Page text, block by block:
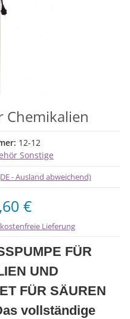
Chemikalien
12-12
Sonstige
- Ausland abweichend)
€
Lieferung
FÜR
UND
FÜR SÄUREN
vollständige